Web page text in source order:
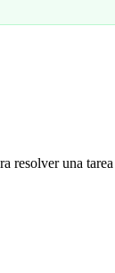
resolver una